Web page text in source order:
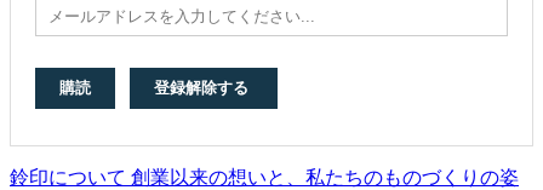
鈴印について 創業以来の想いと、私たちのものづくりの姿